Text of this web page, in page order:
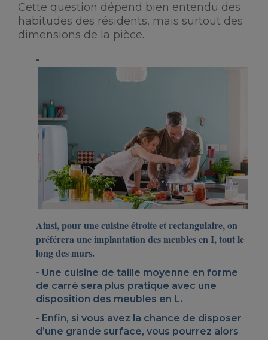
Cette question dépend bien entendu des
habitudes des résidents, mais surtout des
dimensions de la pièce.
Ainsi, pour une cuisine étroite et rectangulaire, on
préférera uneimplantation des meubles en I, tout le
long des murs.
Une cuisine de taille moyenne en forme
de carré sera plus pratique avec une
disposition des meubles en L.
Enfin, si vous avez la chance de disposer
d’une grande surface, vous pourrez alors